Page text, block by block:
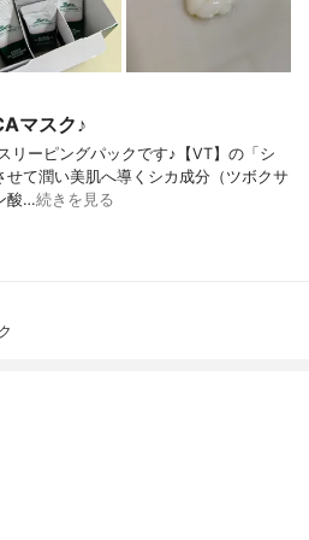
マスク♪
リーピングパックです♪【VT】の「シ
て潤い美肌へ導くシカ成分（ツボクサ
酸…続きを見る